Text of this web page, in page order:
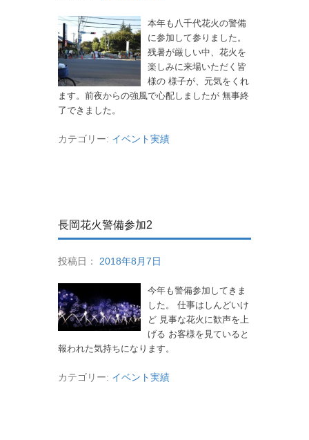
本年も八千代花火の警備
に参加して参りました。
残暑が厳しい中、花火を
楽しみに来場いただく皆
様の 様子が、元気をくれ
ます。前夜からの強風で心配しましたが 無事終
了できました。
カテゴリー: イベント実績
長岡花火警備参加2
投稿日： 2018年8月7日
今年も警備参加してきま
した。 仕事はしんどいけ
ど 見事な花火に歓声を上
げる お客様を見ていると
報われた気持ちになります。
カテゴリー: イベント実績